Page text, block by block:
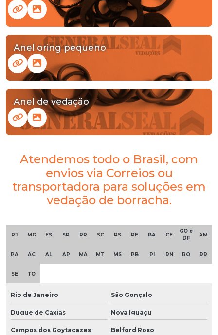
Anel oring pequeno
Anel de vedação
Atendemos todo o Brasil, com
envios via Correios ou
transportadora para soluções em
vedação de borracha.
RJ MG ES SP PR SC RS PE BA CE
GO e
DF
AM
PA AC AL AP MA MT MS PB PI RN RO RR
SE TO
Rio de Janeiro São Gonçalo
Duque de Caxias Nova Iguaçu
Campos dos Goytacazes Belford Roxo